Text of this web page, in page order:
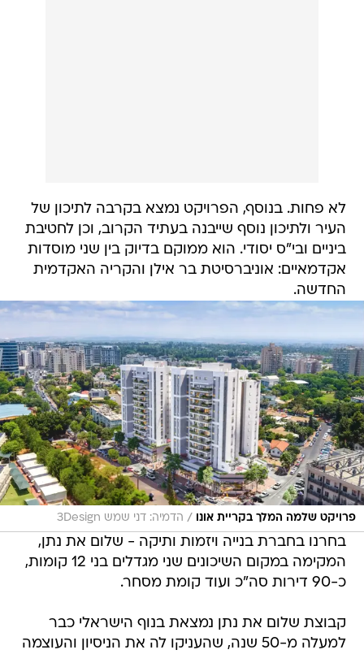
לא פחות. בנוסף, הפרויקט נמצא בקרבה לתיכון של
העיר ולתיכון נוסף שייבנה בעתיד הקרוב, וכן לחטיבת
ביניים ובי"ס יסודי. הוא ממוקם בדיוק בין שני מוסדות
אקדמאיים: אוניברסיטת בר אילן והקריה האקדמית
החדשה.
פרויקט שלמה המלך בקריית אונו / הדמיה: דני שמש 3Design
בחרנו בחברת בנייה ויזמות ותיקה - שלום את נתן,
המקימה במקום השיכונים שני מגדלים בני 12 קומות,
כ-90 דירות סה"כ ועוד קומת מסחר.
קבוצת שלום את נתן נמצאת בנוף הישראלי כבר
למעלה מ-50 שנה, שהעניקו לה את הניסיון והעוצמה